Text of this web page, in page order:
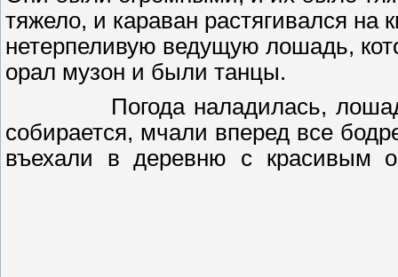
тяжело, и караван растягивался
нетерпеливую ведущую лошадь,
орал музон и были танцы.
Погода наладилась,
собирается, мчали вперед все
въехали в деревню с красивым